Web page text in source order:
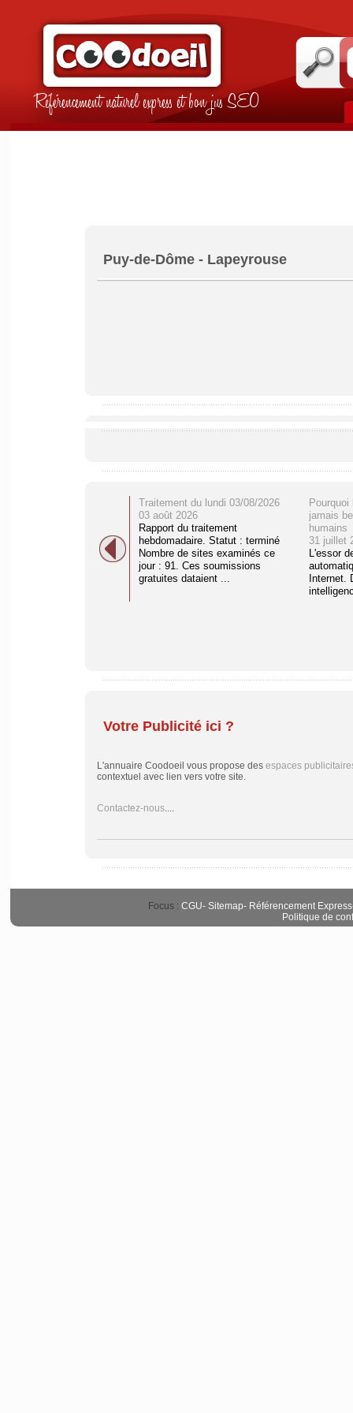
Référencement naturel express et bon jus SEO
Puy-de-Dôme - Lapeyrouse
Traitement du lundi 03/08/2026
03 août 2026
Rapport du traitement
hebdomadaire. Statut : terminé
Nombre de sites examinés ce
jour : 91. Ces soumissions
gratuites dataient ...
jamais
humains
31 juillet
L'essor
Internet.
Votre Publicité ici ?
L'annuaire Coodoeil vous propose des espaces
contextuel avec lien vers votre site.
Contactez-nous....
Focus : CGU- Sitemap- Référencement Express
Politique de